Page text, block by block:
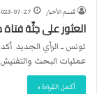
قسم الأخبار 07-27
العثور على جثّة
تونس ــ الرأي الجديد
عمليات البحث
أكمل القراءة »